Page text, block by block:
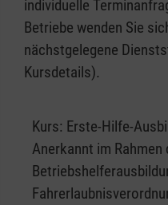
individuelle
Betriebe wenden Sie
nächstgelegene
Kursdetails).
Kurs: Erste-Hilfe-
Anerkannt im Rahmen